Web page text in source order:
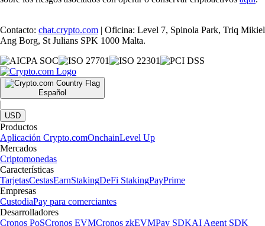
Contacto: chat.crypto.com | Oficina: Level 7, Spinola Park, Triq Mikiel
Ang Borg, St Julians SPK 1000 Malta.
Español
|
USD
Productos
Aplicación Crypto.comOnchainLevel Up
Mercados
Criptomonedas
Características
TarjetasCestasEarnStakingDeFi StakingPayPrime
Empresas
CustodiaPay para comerciantes
Desarrolladores
Cronos PoSCronos EVMCronos zkEVMPay SDKAI Agent SDK